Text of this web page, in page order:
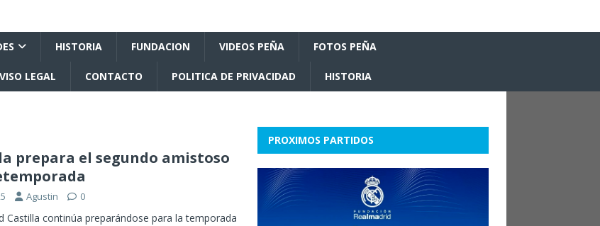
HISTORIA FUNDACION VIDEOS PEÑA FOTOS PEÑA
LEGAL CONTACTO POLITICA DE PRIVACIDAD HISTORIA
prepara el segundo amistoso
Agustin 0
Castilla continúa preparándose para la temporada
PROXIMOS PARTIDOS